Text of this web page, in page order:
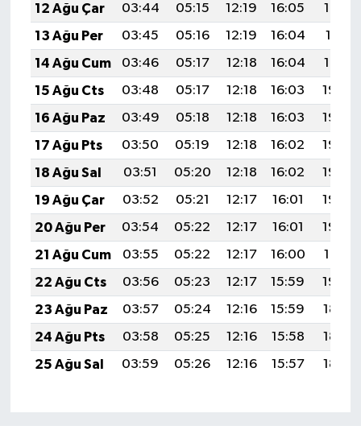
12 Ağu Çar
03:44 05:15 12:19 16:05
19:13
13 Ağu Per
03:45 05:16 12:19 16:04
19:11
14 Ağu Cum
03:46 05:17 12:18 16:04
19:10
15 Ağu Cts
03:48 05:17 12:18 16:03
19:09
16 Ağu Paz
03:49 05:18 12:18 16:03
19:08
17 Ağu Pts
03:50 05:19 12:18 16:02
19:06
18 Ağu Sal
03:51 05:20 12:18 16:02
19:05
19 Ağu Çar
03:52 05:21 12:17 16:01
19:04
20 Ağu Per
03:54 05:22 12:17 16:01
19:03
21 Ağu Cum
03:55 05:22 12:17 16:00
19:01
22 Ağu Cts
03:56 05:23 12:17 15:59
19:00
23 Ağu Paz
03:57 05:24 12:16 15:59
18:59
24 Ağu Pts
03:58 05:25 12:16 15:58
18:57
25 Ağu Sal
03:59 05:26 12:16 15:57 18:56
Hakkari Müftülüğü
Hatay Müftülüğü
Iğdır Müftülüğü
Isparta Müftülüğü
İstanbul Müftülüğü
İzmir Müftülüğü
Kahramanmaraş Müftülüğü
Karabük Müftülüğü
Karaman Müftülüğü